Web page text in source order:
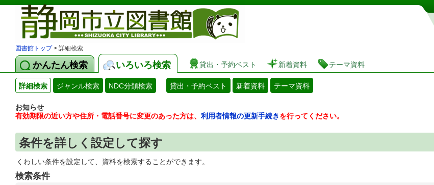
図書館 蔵書検索・予約システム
図書館トップ> 詳細検索
かんたん検索 いろいろ検索 貸出・予約ベスト 新着資料 テーマ資料
詳細検索 ジャンル検索 NDC分類検索 貸出・予約ベスト 新着資料 テーマ資料
お知らせ
有効期限の近い方や住所・電話番号に変更のあった方は、 利用者情報の更新手続きを行ってください。
条件を詳しく設定して探す
くわしい条件を設定して、資料を検索することができます。
検索条件